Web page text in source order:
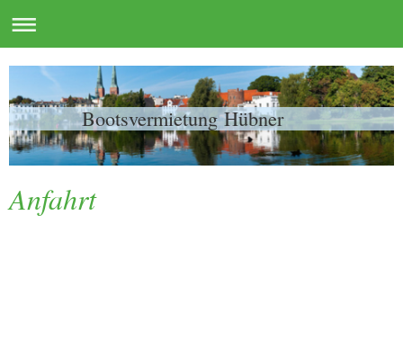
Bootsvermietung Hübner
Anfahrt